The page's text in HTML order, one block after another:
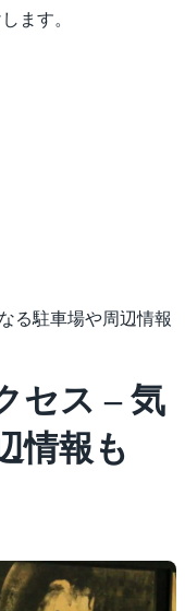
ます。
る駐車場や周辺情報
セス – 気
情報も